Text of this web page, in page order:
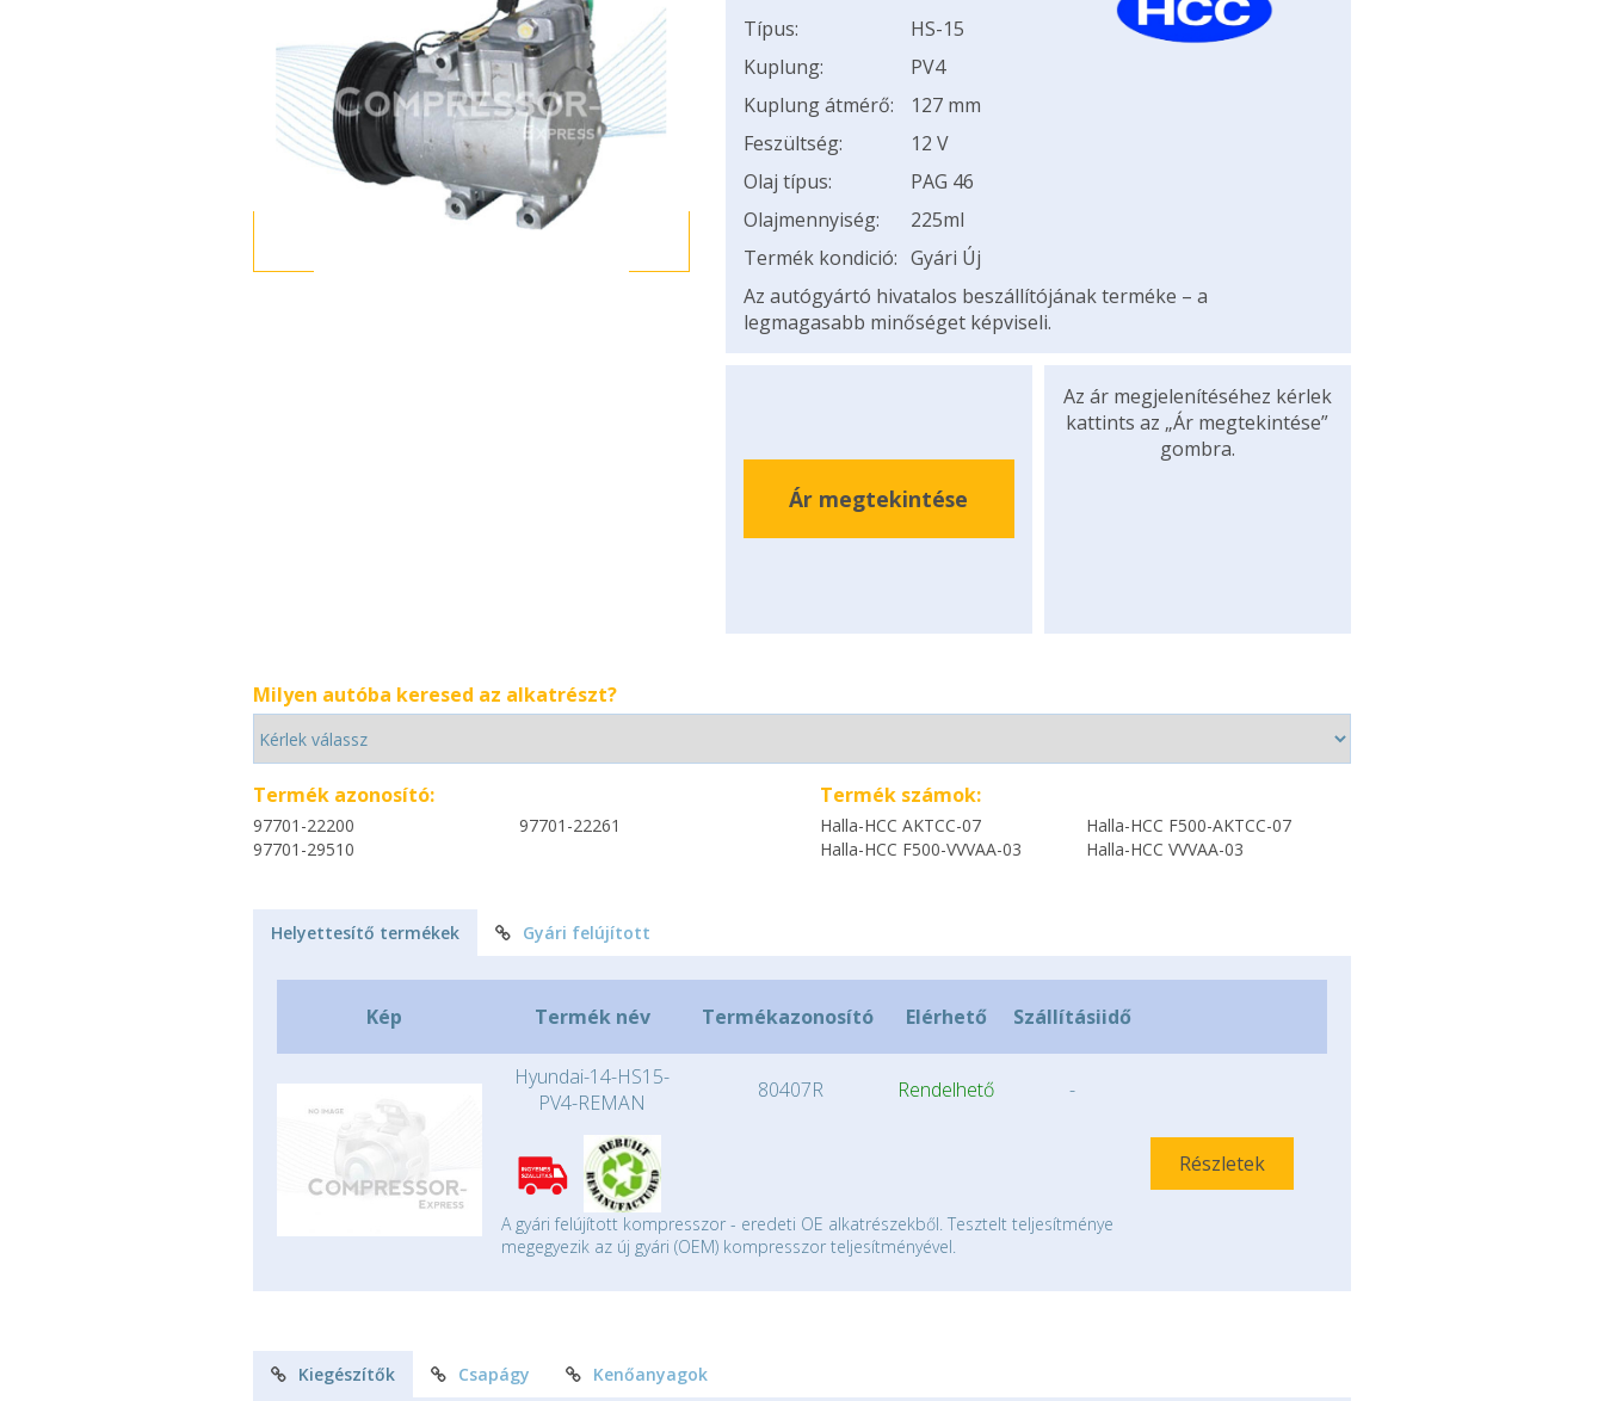
Típus:
HS-15
Kuplung:
PV4
Kuplung átmérő:
127 mm
Feszültség:
12 V
Olaj típus:
PAG 46
Olajmennyiség:
225ml
Termék kondició: Gyári Új
Az autógyártó hivatalos beszállítójának terméke – a
legmagasabb minőséget képviseli.
Ár megtekintése
Az ár megjelenítéséhez kérlek
kattints az „Ár megtekintése”
gombra.
Milyen autóba keresed az alkatrészt?
Termék azonosító:
97701-22200
97701-22261
97701-29510
Termék számok:
Halla-HCC AKTCC-07
Halla-HCC F500-AKTCC-07
Halla-HCC F500-VVVAA-03
Halla-HCC VVVAA-03
Helyettesítő termékek Gyári felújított
Kép Termék név Termékazonosító Elérhető Szállításiidő
Hyundai-14-HS15-
PV4-REMAN
80407R Rendelhető -
Részletek
A gyári felújított kompresszor - eredeti OE alkatrészekből. Tesztelt teljesítménye
megegyezik az új gyári (OEM) kompresszor teljesítményével.
Kiegészítők Csapágy Kenőanyagok